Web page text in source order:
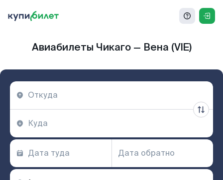
Авиабилеты Чикаго — Вена (VIE)